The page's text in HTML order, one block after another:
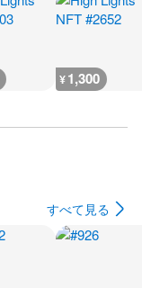
¥1,300
すべて見る